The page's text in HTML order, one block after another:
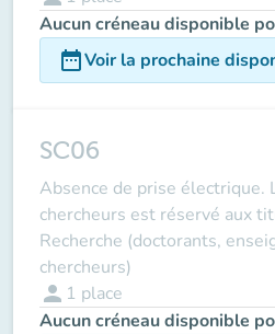
Aucun créneau disponible
date_rangeVoir la prochaine
SC06
Absence de prise électrique.
chercheurs est réservé aux
Recherche (doctorants,
chercheurs)
person 1 place
Aucun créneau disponible